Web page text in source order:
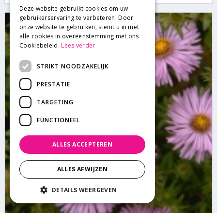
Deze website gebruikt cookies om uw
gebruikerservaring te verbeteren. Door
onze website te gebruiken, stemt u in met
alle cookies in overeenstemming met ons
Cookiebeleid. Lees verder
STRIKT NOODZAKELIJK
PRESTATIE
TARGETING
FUNCTIONEEL
ALLES ACCEPTEREN
ALLES AFWIJZEN
DETAILS WEERGEVEN